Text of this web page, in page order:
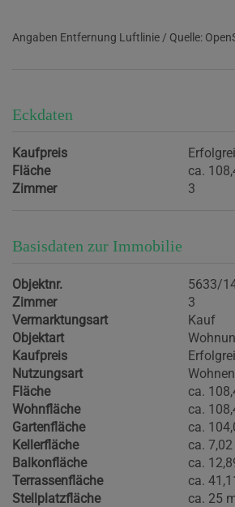
Angaben Entfernung Luftlinie / Quelle:
Eckdaten
Kaufpreis
Fläche
ca.
Zimmer 3
Basisdaten zur Immobilie
Objektnr.
5633/
Zimmer
3
Vermarktungsart
Kauf
Objektart
Kaufpreis
Nutzungsart
Wohnen
Fläche
ca.
Wohnfläche ca.
Gartenfläche ca.
Kellerfläche ca.
Balkonfläche ca.
Terrassenfläche ca.
Stellplatzfläche ca. 25